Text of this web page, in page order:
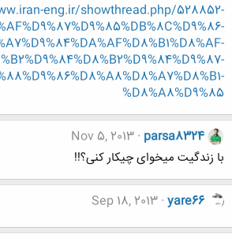
eng.ir/showthread.php/528852-
%D8%A8%D9%85
parsa8324
Nov 5, 2013
با زندگیت میخوای چیکار کنی؟!!
yare66
Sep 18, 2013